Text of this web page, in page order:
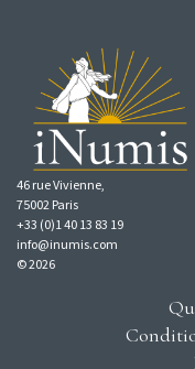
46 rue Vivienne,
75002 Paris
+33 (0)1 40 13 83 19
info@inumis.com
© 2026